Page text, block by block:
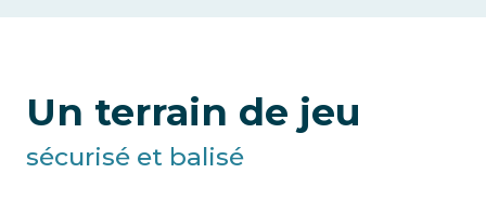
Un terrain de jeu
sécurisé et balisé